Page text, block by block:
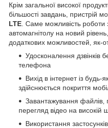
Крім загальної високої
більшості завдань, пристрій
LTE . Саме можливість
автомагнітолу на новий
додаткових можливостей, як-
Удосконалення дзвінків
телефона
Вихід в інтернет із будь-
здійснюється покриття
Завантажування файлів,
перегляд відео на високій
Використання